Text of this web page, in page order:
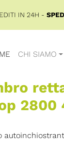
IN 24H -
CHI SIAMO
2800